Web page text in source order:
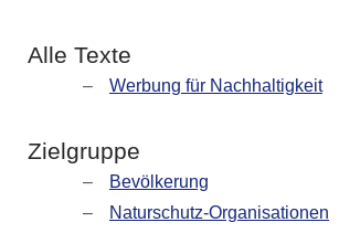
Alle Texte
Werbung für Nachhaltigkeit
Zielgruppe
Bevölkerung
Naturschutz-Organisationen